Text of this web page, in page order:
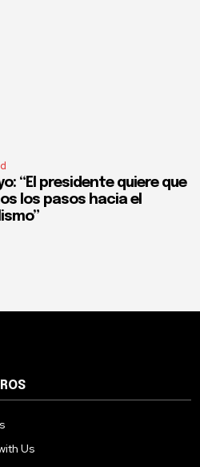
“El presidente quiere que
los pasos hacia el
Us